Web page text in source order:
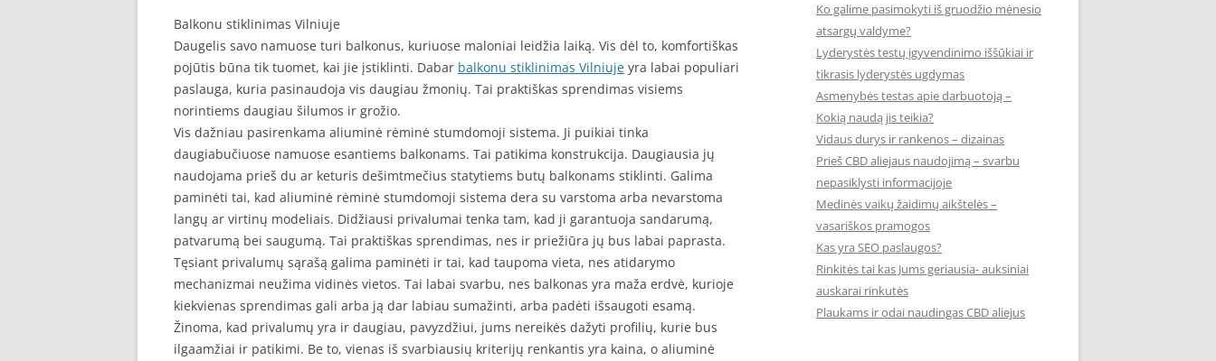
Balkonu stiklinimas Vilniuje
Daugelis savo namuose turi balkonus, kuriuose maloniai leidžia laiką. Vis dėl to, komfortiškas
pojūtis būna tik tuomet, kai jie įstiklinti. Dabar balkonu stiklinimas Vilniuje yra labai populiari
paslauga, kuria pasinaudoja vis daugiau žmonių. Tai praktiškas sprendimas visiems
norintiems daugiau šilumos ir grožio.
Vis dažniau pasirenkama aliuminė rėminė stumdomoji sistema. Ji puikiai tinka
daugiabučiuose namuose esantiems balkonams. Tai patikima konstrukcija. Daugiausia jų
naudojama prieš du ar keturis dešimtmečius statytiems butų balkonams stiklinti. Galima
paminėti tai, kad aliuminė rėminė stumdomoji sistema dera su varstoma arba nevarstoma
langų ar virtinų modeliais. Didžiausi privalumai tenka tam, kad ji garantuoja sandarumą,
patvarumą bei saugumą. Tai praktiškas sprendimas, nes ir priežiūra jų bus labai paprasta.
Tęsiant privalumų sąrašą galima paminėti ir tai, kad taupoma vieta, nes atidarymo
mechanizmai neužima vidinės vietos. Tai labai svarbu, nes balkonas yra maža erdvė, kurioje
kiekvienas sprendimas gali arba ją dar labiau sumažinti, arba padėti išsaugoti esamą.
Žinoma, kad privalumų yra ir daugiau, pavyzdžiui, jums nereikės dažyti profilių, kurie bus
ilgaamžiai ir patikimi. Be to, vienas iš svarbiausių kriterijų renkantis yra kaina, o aliuminė
Ko galime pasimokyti iš gruodžio mėnesio
atsargų valdyme?
Lyderystės testų įgyvendinimo iššūkiai ir
tikrasis lyderystės ugdymas
Asmenybės testas apie darbuotoją –
Kokią naudą jis teikia?
Vidaus durys ir rankenos – dizainas
Prieš CBD aliejaus naudojimą – svarbu
nepasiklysti informacijoje
Medinės vaikų žaidimų aikštelės –
vasariškos pramogos
Kas yra SEO paslaugos?
Rinkitės tai kas Jums geriausia- auksiniai
auskarai rinkutės
Plaukams ir odai naudingas CBD aliejus